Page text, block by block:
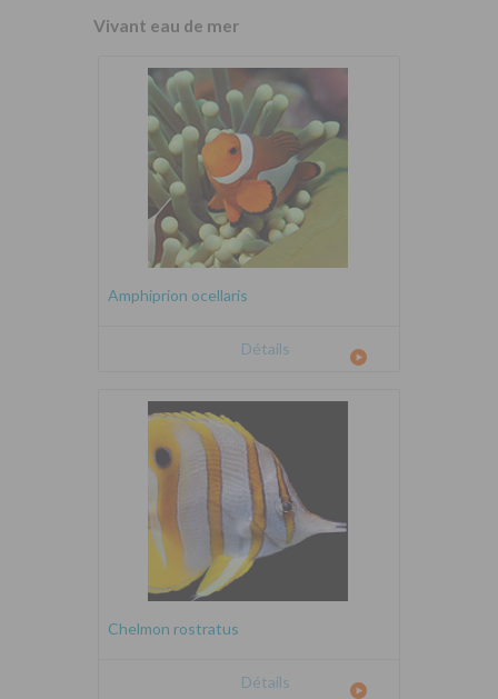
Vivant eau de mer
Amphiprion ocellaris
Détails
Chelmon rostratus
Détails